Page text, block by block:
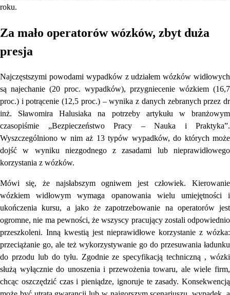
roku.
Za mało operatorów wózków, zbyt duża
presja
Najczęstszymi powodami wypadków z udziałem wózków widłowych
są najechanie (20 proc. wypadków), przygniecenie wózkiem (16,7
proc.) i potrącenie (12,5 proc.) – wynika z danych zebranych przez dr
inż. Sławomira Halusiaka na potrzeby artykułu w branżowym
czasopiśmie „Bezpieczeństwo Pracy – Nauka i Praktyka”.
Wyszczególniono w nim aż 13 typów wypadków, do których może
dojść w wyniku niezgodnego z zasadami lub nieprawidłowego
korzystania z wózków.
Mówi się, że najsłabszym ogniwem jest człowiek. Kierowanie
wózkiem widłowym wymaga opanowania wielu umiejętności i
ukończenia kursu, a jako że zapotrzebowanie na operatorów jest
ogromne, nie ma pewności, że wszyscy pracujący zostali odpowiednio
przeszkoleni. Inną kwestią jest nieprawidłowe korzystanie z wózka:
przeciążanie go, ale też wykorzystywanie go do przesuwania ładunku
do przodu lub do tyłu. Zgodnie ze specyfikacją techniczną , wózki
służą wyłącznie do unoszenia i przewożenia towaru, ale wiele firm,
chcąc oszczędzić czas i pieniądze, ignoruje te zasady. Konsekwencją